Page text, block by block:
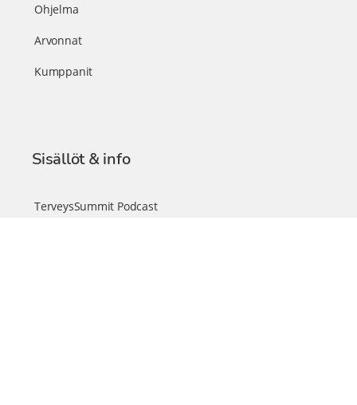
Ohjelma
Arvonnat
Kumppanit
Sisällöt & info
TerveysSummit Podcast